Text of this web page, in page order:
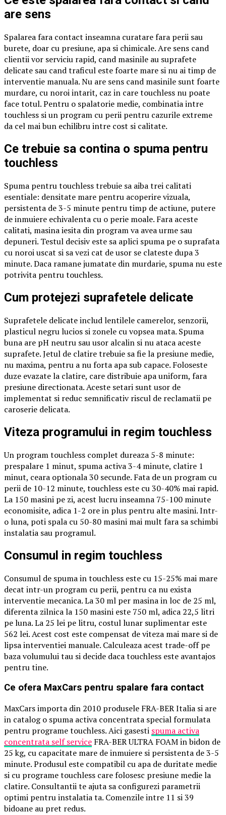
are sens
Spalarea fara contact inseamna curatare fara perii sau
burete, doar cu presiune, apa si chimicale. Are sens cand
clientii vor serviciu rapid, cand masinile au suprafete
delicate sau cand traficul este foarte mare si nu ai timp de
interventie manuala. Nu are sens cand masinile sunt foarte
murdare, cu noroi intarit, caz in care touchless nu poate
face totul. Pentru o spalatorie medie, combinatia intre
touchless si un program cu perii pentru cazurile extreme
da cel mai bun echilibru intre cost si calitate.
Ce trebuie sa contina o spuma pentru
touchless
Spuma pentru touchless trebuie sa aiba trei calitati
esentiale: densitate mare pentru acoperire vizuala,
persistenta de 3-5 minute pentru timp de actiune, putere
de inmuiere echivalenta cu o perie moale. Fara aceste
calitati, masina iesita din program va avea urme sau
depuneri. Testul decisiv este sa aplici spuma pe o suprafata
cu noroi uscat si sa vezi cat de usor se clateste dupa 3
minute. Daca ramane jumatate din murdarie, spuma nu este
potrivita pentru touchless.
Cum protejezi suprafetele delicate
Suprafetele delicate includ lentilele camerelor, senzorii,
plasticul negru lucios si zonele cu vopsea mata. Spuma
buna are pH neutru sau usor alcalin si nu ataca aceste
suprafete. Jetul de clatire trebuie sa fie la presiune medie,
nu maxima, pentru a nu forta apa sub capace. Foloseste
duze evazate la clatire, care distribuie apa uniform, fara
presiune directionata. Aceste setari sunt usor de
implementat si reduc semnificativ riscul de reclamatii pe
caroserie delicata.
Viteza programului in regim touchless
Un program touchless complet dureaza 5-8 minute:
prespalare 1 minut, spuma activa 3-4 minute, clatire 1
minut, ceara optionala 30 secunde. Fata de un program cu
perii de 10-12 minute, touchless este cu 30-40% mai rapid.
La 150 masini pe zi, acest lucru inseamna 75-100 minute
economisite, adica 1-2 ore in plus pentru alte masini. Intr-
o luna, poti spala cu 50-80 masini mai mult fara sa schimbi
instalatia sau programul.
Consumul in regim touchless
Consumul de spuma in touchless este cu 15-25% mai mare
decat intr-un program cu perii, pentru ca nu exista
interventie mecanica. La 30 ml per masina in loc de 25 ml,
diferenta zilnica la 150 masini este 750 ml, adica 22,5 litri
pe luna. La 25 lei pe litru, costul lunar suplimentar este
562 lei. Acest cost este compensat de viteza mai mare si de
lipsa interventiei manuale. Calculeaza acest trade-off pe
baza volumului tau si decide daca touchless este avantajos
pentru tine.
Ce ofera MaxCars pentru spalare fara contact
MaxCars importa din 2010 produsele FRA-BER Italia si are
in catalog o spuma activa concentrata special formulata
pentru programe touchless. Aici gasesti spuma activa
concentrata self service FRA-BER ULTRA FOAM in bidon de
25 kg, cu capacitate mare de inmuiere si persistenta de 3-5
minute. Produsul este compatibil cu apa de duritate medie
si cu programe touchless care folosesc presiune medie la
clatire. Consultantii te ajuta sa configurezi parametrii
optimi pentru instalatia ta. Comenzile intre 11 si 39
bidoane au pret redus.